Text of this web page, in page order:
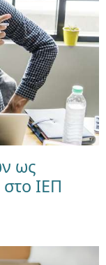
ως
ΙΕΠ